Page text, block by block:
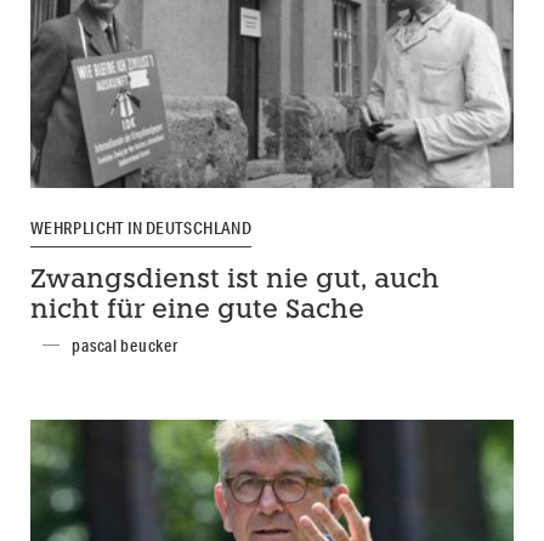
WEHRPLICHT IN DEUTSCHLAND
Zwangsdienst ist nie gut, auch
nicht für eine gute Sache
pascal beucker